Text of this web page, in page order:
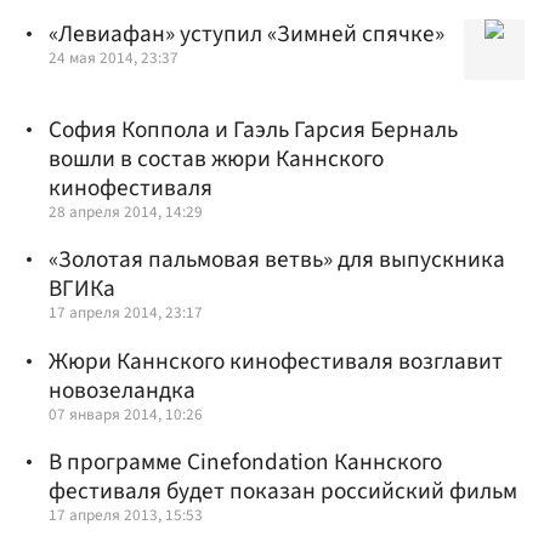
«Левиафан» уступил «Зимней спячке»
24 мая 2014, 23:37
София Коппола и Гаэль Гарсия Берналь
вошли в состав жюри Каннского
кинофестиваля
28 апреля 2014, 14:29
«Золотая пальмовая ветвь» для выпускника
ВГИКа
17 апреля 2014, 23:17
Жюри Каннского кинофестиваля возглавит
новозеландка
07 января 2014, 10:26
В программе Cinefondation Каннского
фестиваля будет показан российский фильм
17 апреля 2013, 15:53